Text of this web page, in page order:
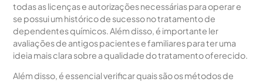
todas as licenças e autorizações necessárias para operar e
se possui um histórico de sucesso no tratamento de
dependentes químicos. Além disso, é importante ler
avaliações de antigos pacientes e familiares para ter uma
ideia mais clara sobre a qualidade do tratamento oferecido.
Além disso, é essencial verificar quais são os métodos de